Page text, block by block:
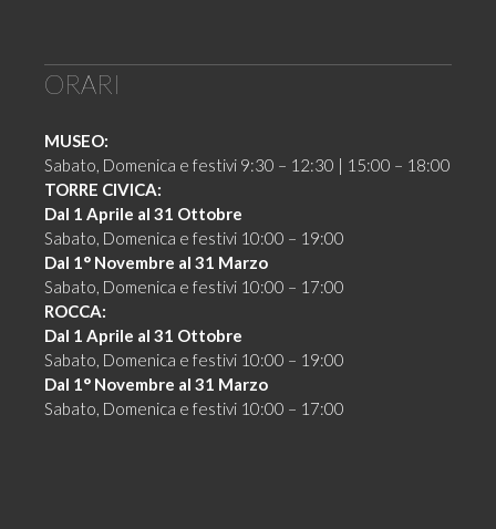
ORARI
MUSEO:
Sabato, Domenica e festivi 9:30 – 12:30 | 15:00 – 18:00
TORRE CIVICA:
Dal 1 Aprile al 31 Ottobre
Sabato, Domenica e festivi 10:00 – 19:00
Dal 1° Novembre al 31 Marzo
Sabato, Domenica e festivi 10:00 – 17:00
ROCCA:
Dal 1 Aprile al 31 Ottobre
Sabato, Domenica e festivi 10:00 – 19:00
Dal 1° Novembre al 31 Marzo
Sabato, Domenica e festivi 10:00 – 17:00